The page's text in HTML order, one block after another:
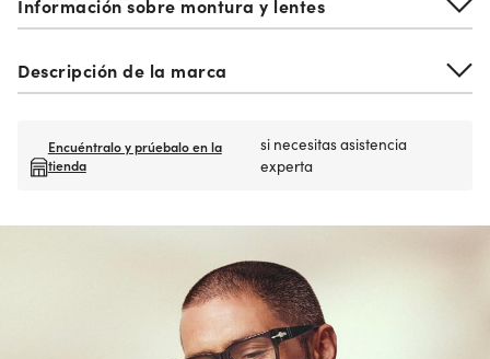
Información sobre montura y lentes
Descripción de la marca
Encuéntralo y prúebalo en la
tienda
si necesitas asistencia
experta